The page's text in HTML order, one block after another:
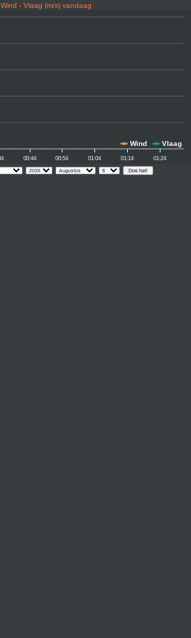
Wind - Vlaag (m/s) vandaag